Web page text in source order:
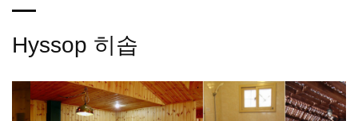
Hyssop 히솝
Previous Next